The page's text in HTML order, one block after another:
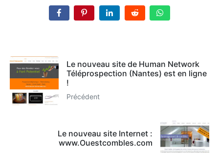
Le nouveau site de Human Network
Téléprospection (Nantes) est en ligne
!
Précédent
Le nouveau site Internet :
www.Ouestcombles.com